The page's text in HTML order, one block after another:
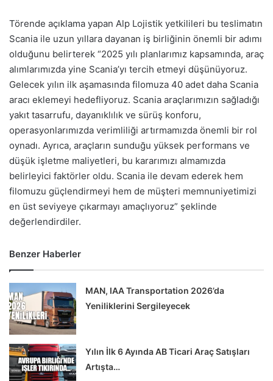
Törende açıklama yapan Alp Lojistik yetkilileri bu teslimatın
Scania ile uzun yıllara dayanan iş birliğinin önemli bir adımı
olduğunu belirterek “2025 yılı planlarımız kapsamında, araç
alımlarımızda yine Scania’yı tercih etmeyi düşünüyoruz.
Gelecek yılın ilk aşamasında filomuza 40 adet daha Scania
aracı eklemeyi hedefliyoruz. Scania araçlarımızın sağladığı
yakıt tasarrufu, dayanıklılık ve sürüş konforu,
operasyonlarımızda verimliliği artırmamızda önemli bir rol
oynadı. Ayrıca, araçların sunduğu yüksek performans ve
düşük işletme maliyetleri, bu kararımızı almamızda
belirleyici faktörler oldu. Scania ile devam ederek hem
filomuzu güçlendirmeyi hem de müşteri memnuniyetimizi
en üst seviyeye çıkarmayı amaçlıyoruz” şeklinde
değerlendirdiler.
Benzer Haberler
MAN, IAA Transportation 2026’da
Yeniliklerini Sergileyecek
Yılın İlk 6 Ayında AB Ticari Araç Satışları
Artışta…